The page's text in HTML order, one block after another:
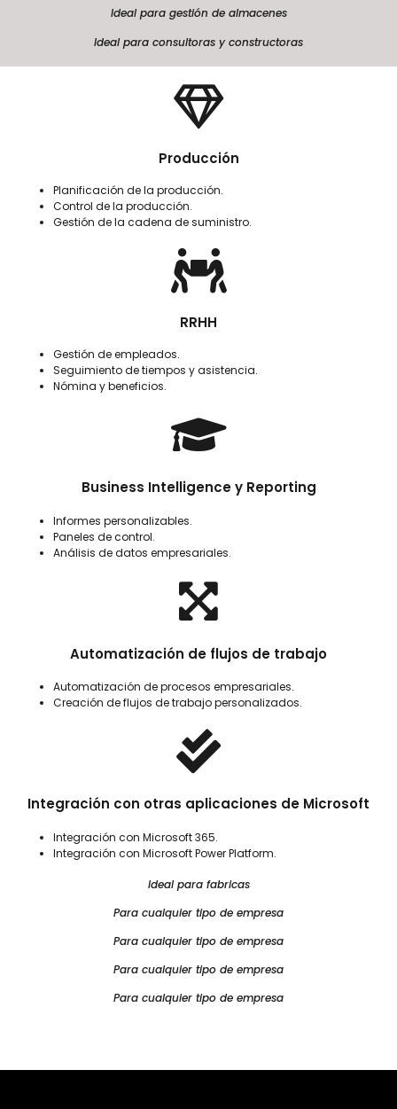
Ideal para gestión de almacenes
Ideal para consultoras y constructoras​
Producción
Planificación de la producción.
Control de la producción.
Gestión de la cadena de suministro.
RRHH
Gestión de empleados.
Seguimiento de tiempos y asistencia.
Nómina y beneficios.
Business Intelligence y Reporting
Informes personalizables.
Paneles de control.
Análisis de datos empresariales.
Automatización de flujos de trabajo
Automatización de procesos empresariales.
Creación de flujos de trabajo personalizados.
Integración con otras aplicaciones de Microsoft
Integración con Microsoft 365.
Integración con Microsoft Power Platform.
Ideal para fabricas
Para cualquier tipo de empresa
Para cualquier tipo de empresa
Para cualquier tipo de empresa
Para cualquier tipo de empresa